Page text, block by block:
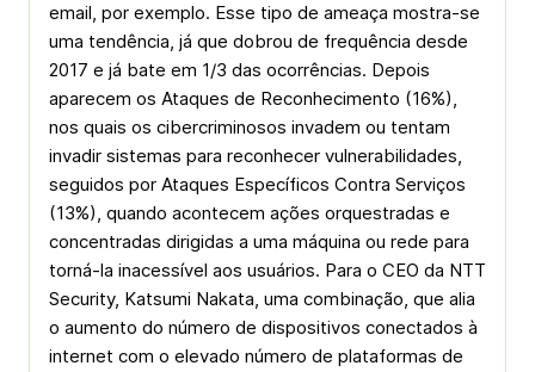
email, por exemplo. Esse tipo de ameaça mostra-se
uma tendência, já que dobrou de frequência desde
2017 e já bate em 1/3 das ocorrências. Depois
aparecem os Ataques de Reconhecimento (16%),
nos quais os cibercriminosos invadem ou tentam
invadir sistemas para reconhecer vulnerabilidades,
seguidos por Ataques Específicos Contra Serviços
(13%), quando acontecem ações orquestradas e
concentradas dirigidas a uma máquina ou rede para
torná-la inacessível aos usuários. Para o CEO da NTT
Security, Katsumi Nakata, uma combinação, que alia
o aumento do número de dispositivos conectados à
internet com o elevado número de plataformas de